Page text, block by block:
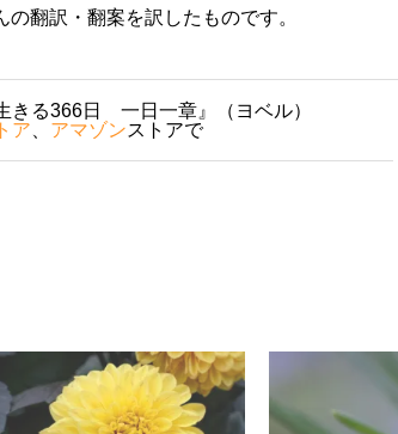
翻訳・翻案を訳したものです。
きる366日 一日一章』（ヨベル）
ア アマゾンストアで